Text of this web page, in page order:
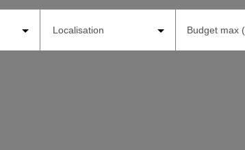
Localisation Budget max